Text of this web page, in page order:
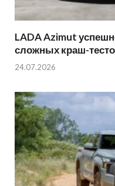
LADA Azimut
сложных краш-
24.07.2026